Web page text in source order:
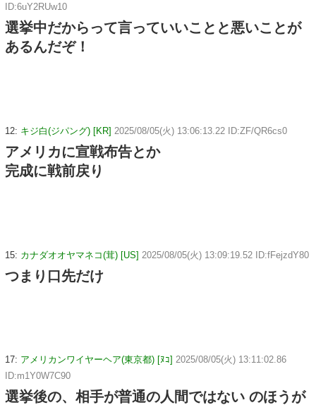
ID:6uY2RUw10
選挙中だからって言っていいことと悪いことが
あるんだぞ！
12: キジ白(ジパング) [KR] 2025/08/05(火) 13:06:13.22 ID:ZF/QR6cs0
アメリカに宣戦布告とか
完成に戦前戻り
15: カナダオオヤマネコ(茸) [US] 2025/08/05(火) 13:09:19.52 ID:fFejzdY80
つまり口先だけ
17: アメリカンワイヤーヘア(東京都) [ﾇｺ] 2025/08/05(火) 13:11:02.86
ID:m1Y0W7C90
選挙後の、相手が普通の人間ではない のほうが